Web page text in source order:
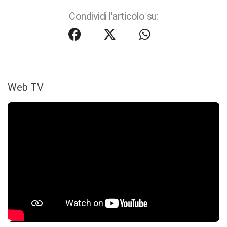
Condividi l'articolo su:
Web TV